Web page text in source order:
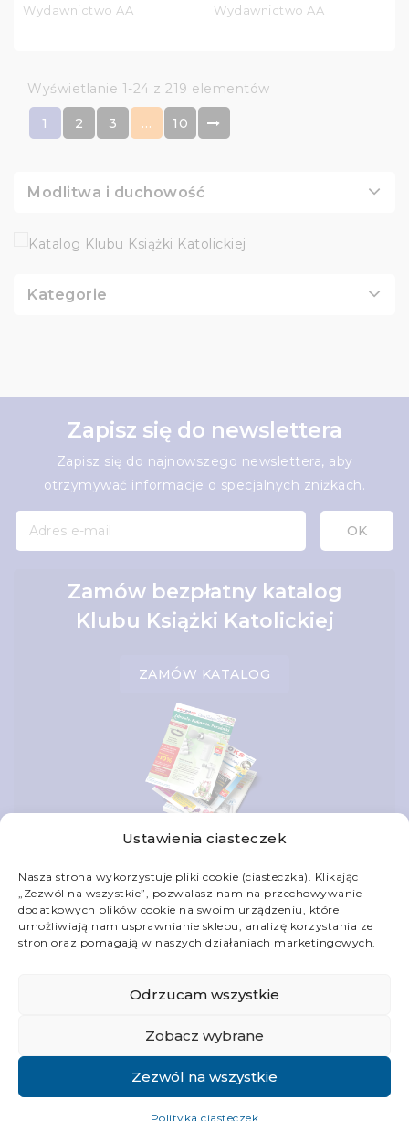
Ustawienia ciasteczek
Nasza strona wykorzystuje pliki cookie (ciasteczka). Klikając
„Zezwól na wszystkie”, pozwalasz nam na przechowywanie
dodatkowych plików cookie na swoim urządzeniu, które
umożliwiają nam usprawnianie sklepu, analizę korzystania ze
stron oraz pomagają w naszych działaniach marketingowych.
Odrzucam wszystkie
Zobacz wybrane
Zezwól na wszystkie
Polityka ciasteczek
Wydawnictwo AA Wydawnictwo AA
Wyświetlanie 1-24 z 219 elementów
1 2 3 … 10
Modlitwa i duchowość
Kategorie
Zapisz się do newslettera
Zapisz się do najnowszego newslettera, aby
otrzymywać informacje o specjalnych zniżkach.
Zamów bezpłatny katalog
Klubu Książki Katolickiej
ZAMÓW KATALOG
Skontaktuj się z nami
Obsługa klienta